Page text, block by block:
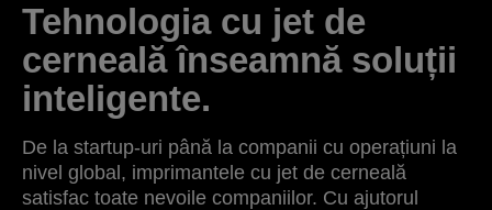
Tehnologia cu jet de
cerneală înseamnă soluții
inteligente.
De la startup-uri până la companii cu operațiuni la
nivel global, imprimantele cu jet de cerneală
satisfac toate nevoile companiilor. Cu ajutorul